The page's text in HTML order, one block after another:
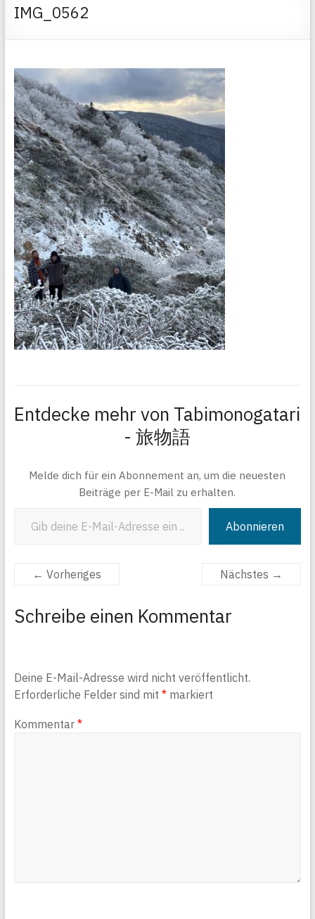
IMG_0562
Entdecke mehr von Tabimonogatari
- 旅物語
Melde dich für ein Abonnement an, um die neuesten
Beiträge per E-Mail zu erhalten.
Abonnieren
← Vorheriges Nächstes →
Schreibe einen Kommentar
Deine E-Mail-Adresse wird nicht veröffentlicht.
Erforderliche Felder sind mit *markiert
Kommentar *